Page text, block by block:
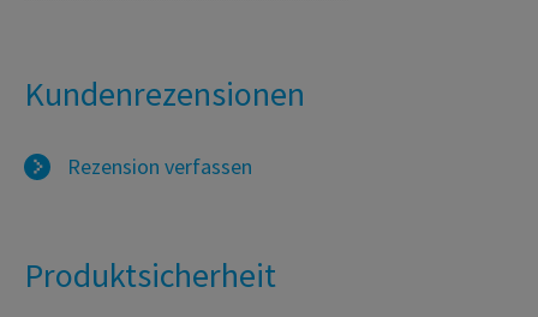
Kundenrezensionen
Rezension verfassen
Produktsicherheit